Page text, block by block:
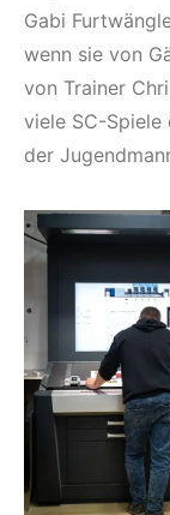
Gabi
wenn sie von
von Trainer
viele SC-Spiele
der